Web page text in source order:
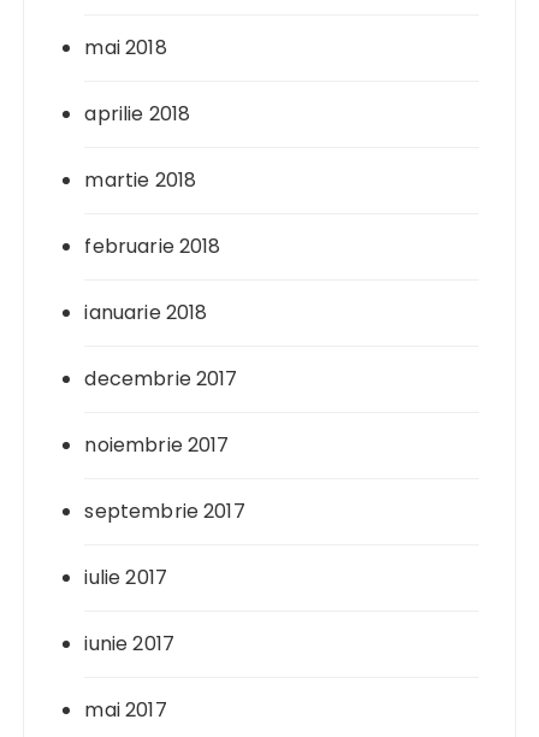
mai 2018
aprilie 2018
martie 2018
februarie 2018
ianuarie 2018
decembrie 2017
noiembrie 2017
septembrie 2017
iulie 2017
iunie 2017
mai 2017